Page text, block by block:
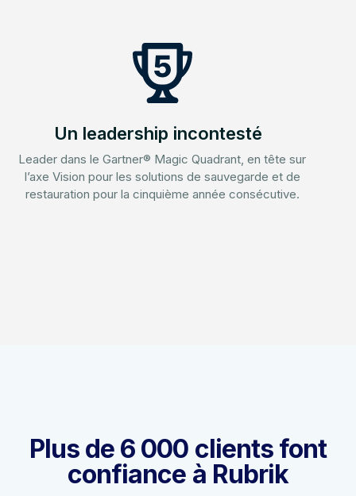
Un leadership incontesté
Leader dans le Gartner® Magic Quadrant, en tête sur
l’axe Vision pour les solutions de sauvegarde et de
restauration pour la cinquième année consécutive.
Plus de 6 000 clients font
confiance à Rubrik